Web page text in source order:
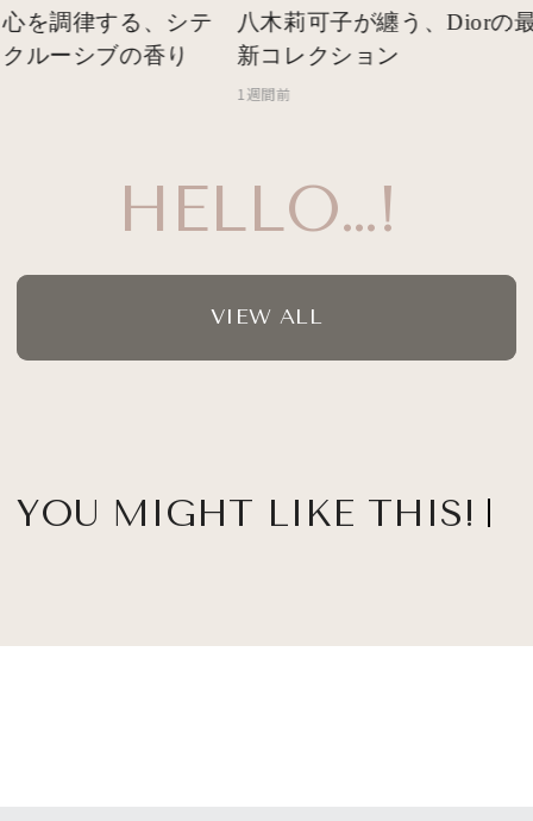
HELLO…!
調律する、シテ
ルーシブの香り
八木莉可子が纏う、Diorの最
新コレクション
1週間前
VIEW ALL
YOU MIGHT LIKE THIS!